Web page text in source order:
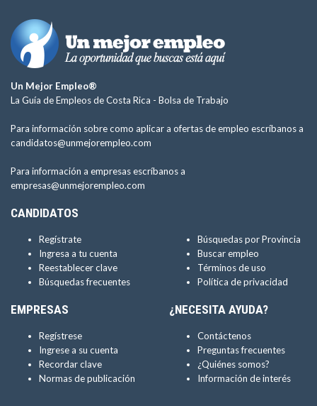
Un Mejor Empleo®
La Guía de Empleos de Costa Rica - Bolsa de Trabajo
Para información sobre como aplicar a ofertas de empleo escríbanos a
candidatos@unmejorempleo.com
Para información a empresas escríbanos a
empresas@unmejorempleo.com
CANDIDATOS
Regístrate
Ingresa a tu cuenta
Reestablecer clave
Búsquedas frecuentes
Búsquedas por Provincia
Buscar empleo
Términos de uso
Política de privacidad
EMPRESAS
Regístrese
Ingrese a su cuenta
Recordar clave
Normas de publicación
¿NECESITA AYUDA?
Contáctenos
Preguntas frecuentes
¿Quiénes somos?
Información de interés